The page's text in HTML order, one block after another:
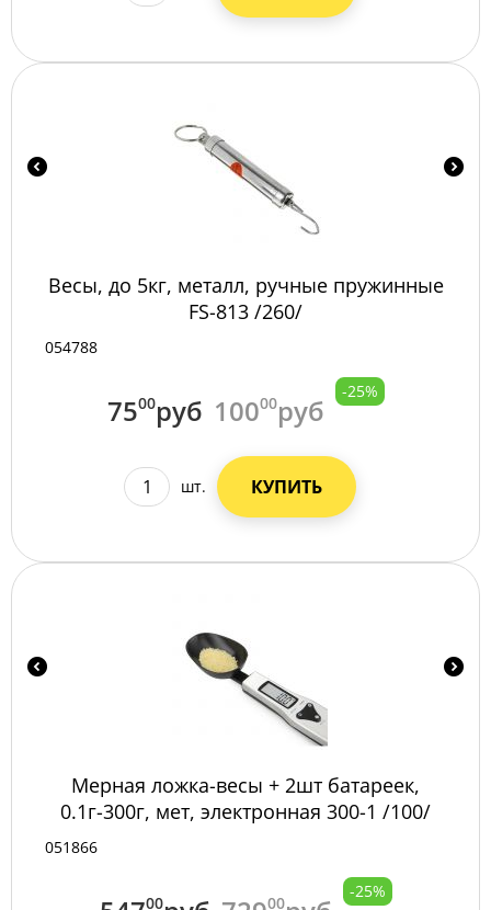
Весы, до 5кг, металл, ручные пружинные
FS-813 /260/
054788
7500руб 10000руб
-25%
шт. КУПИТЬ
Мерная ложка-весы + 2шт батареек,
0.1г-300г, мет, электронная 300-1 /100/
051866
00 00
-25%